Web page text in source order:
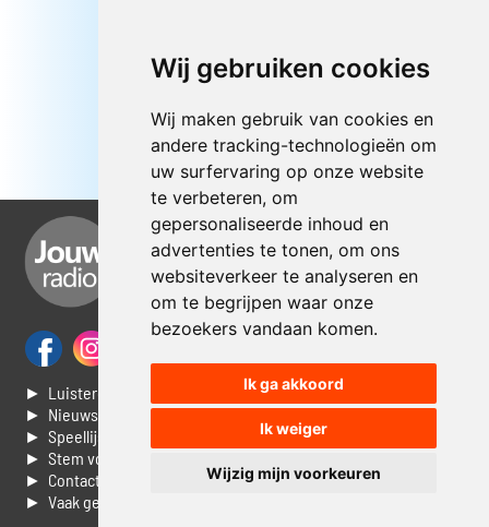
Wij gebruiken cookies
Wij maken gebruik van cookies en
andere tracking-technologieën om
uw surfervaring op onze website
te verbeteren, om
gepersonaliseerde inhoud en
advertenties te tonen, om ons
websiteverkeer te analyseren en
om te begrijpen waar onze
bezoekers vandaan komen.
Ik ga akkoord
Ik weiger
Wijzig mijn voorkeuren
► Luisteren naar Jouwradio
► Nieuws
► Speellijst
► Stem voor de Dag top 3
► Contacteer ons
► Vaak gestelde vragen